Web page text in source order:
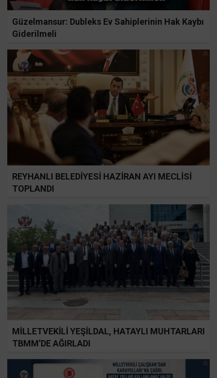
Güzelmansur: Dubleks Ev Sahiplerinin Hak Kaybı
Giderilmeli
REYHANLI BELEDİYESİ HAZİRAN AYI MECLİSİ
TOPLANDI
MİLLETVEKİLİ YEŞİLDAL, HATAYLI MUHTARLARI
TBMM’DE AĞIRLADI